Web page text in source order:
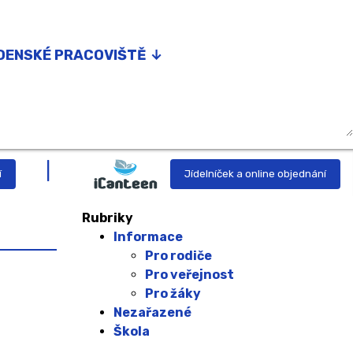
PRACOVIŠTĚ ↓
Jídelníček a online objednání
Rubriky
Informace
Pro rodiče
Pro veřejnost
Pro žáky
Nezařazené
Škola